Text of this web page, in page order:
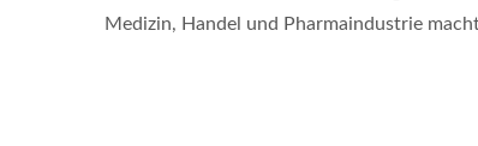
Medizin, Handel und Pharmaindustrie